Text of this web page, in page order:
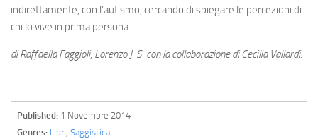
indirettamente, con l’autismo, cercando di spiegare le percezioni di
chi lo vive in prima persona.
di Raffaella Faggioli, Lorenzo J. S. con la collaborazione di Cecilia Vallardi.
Published: 1 Novembre 2014
Genres: Libri,Saggistica